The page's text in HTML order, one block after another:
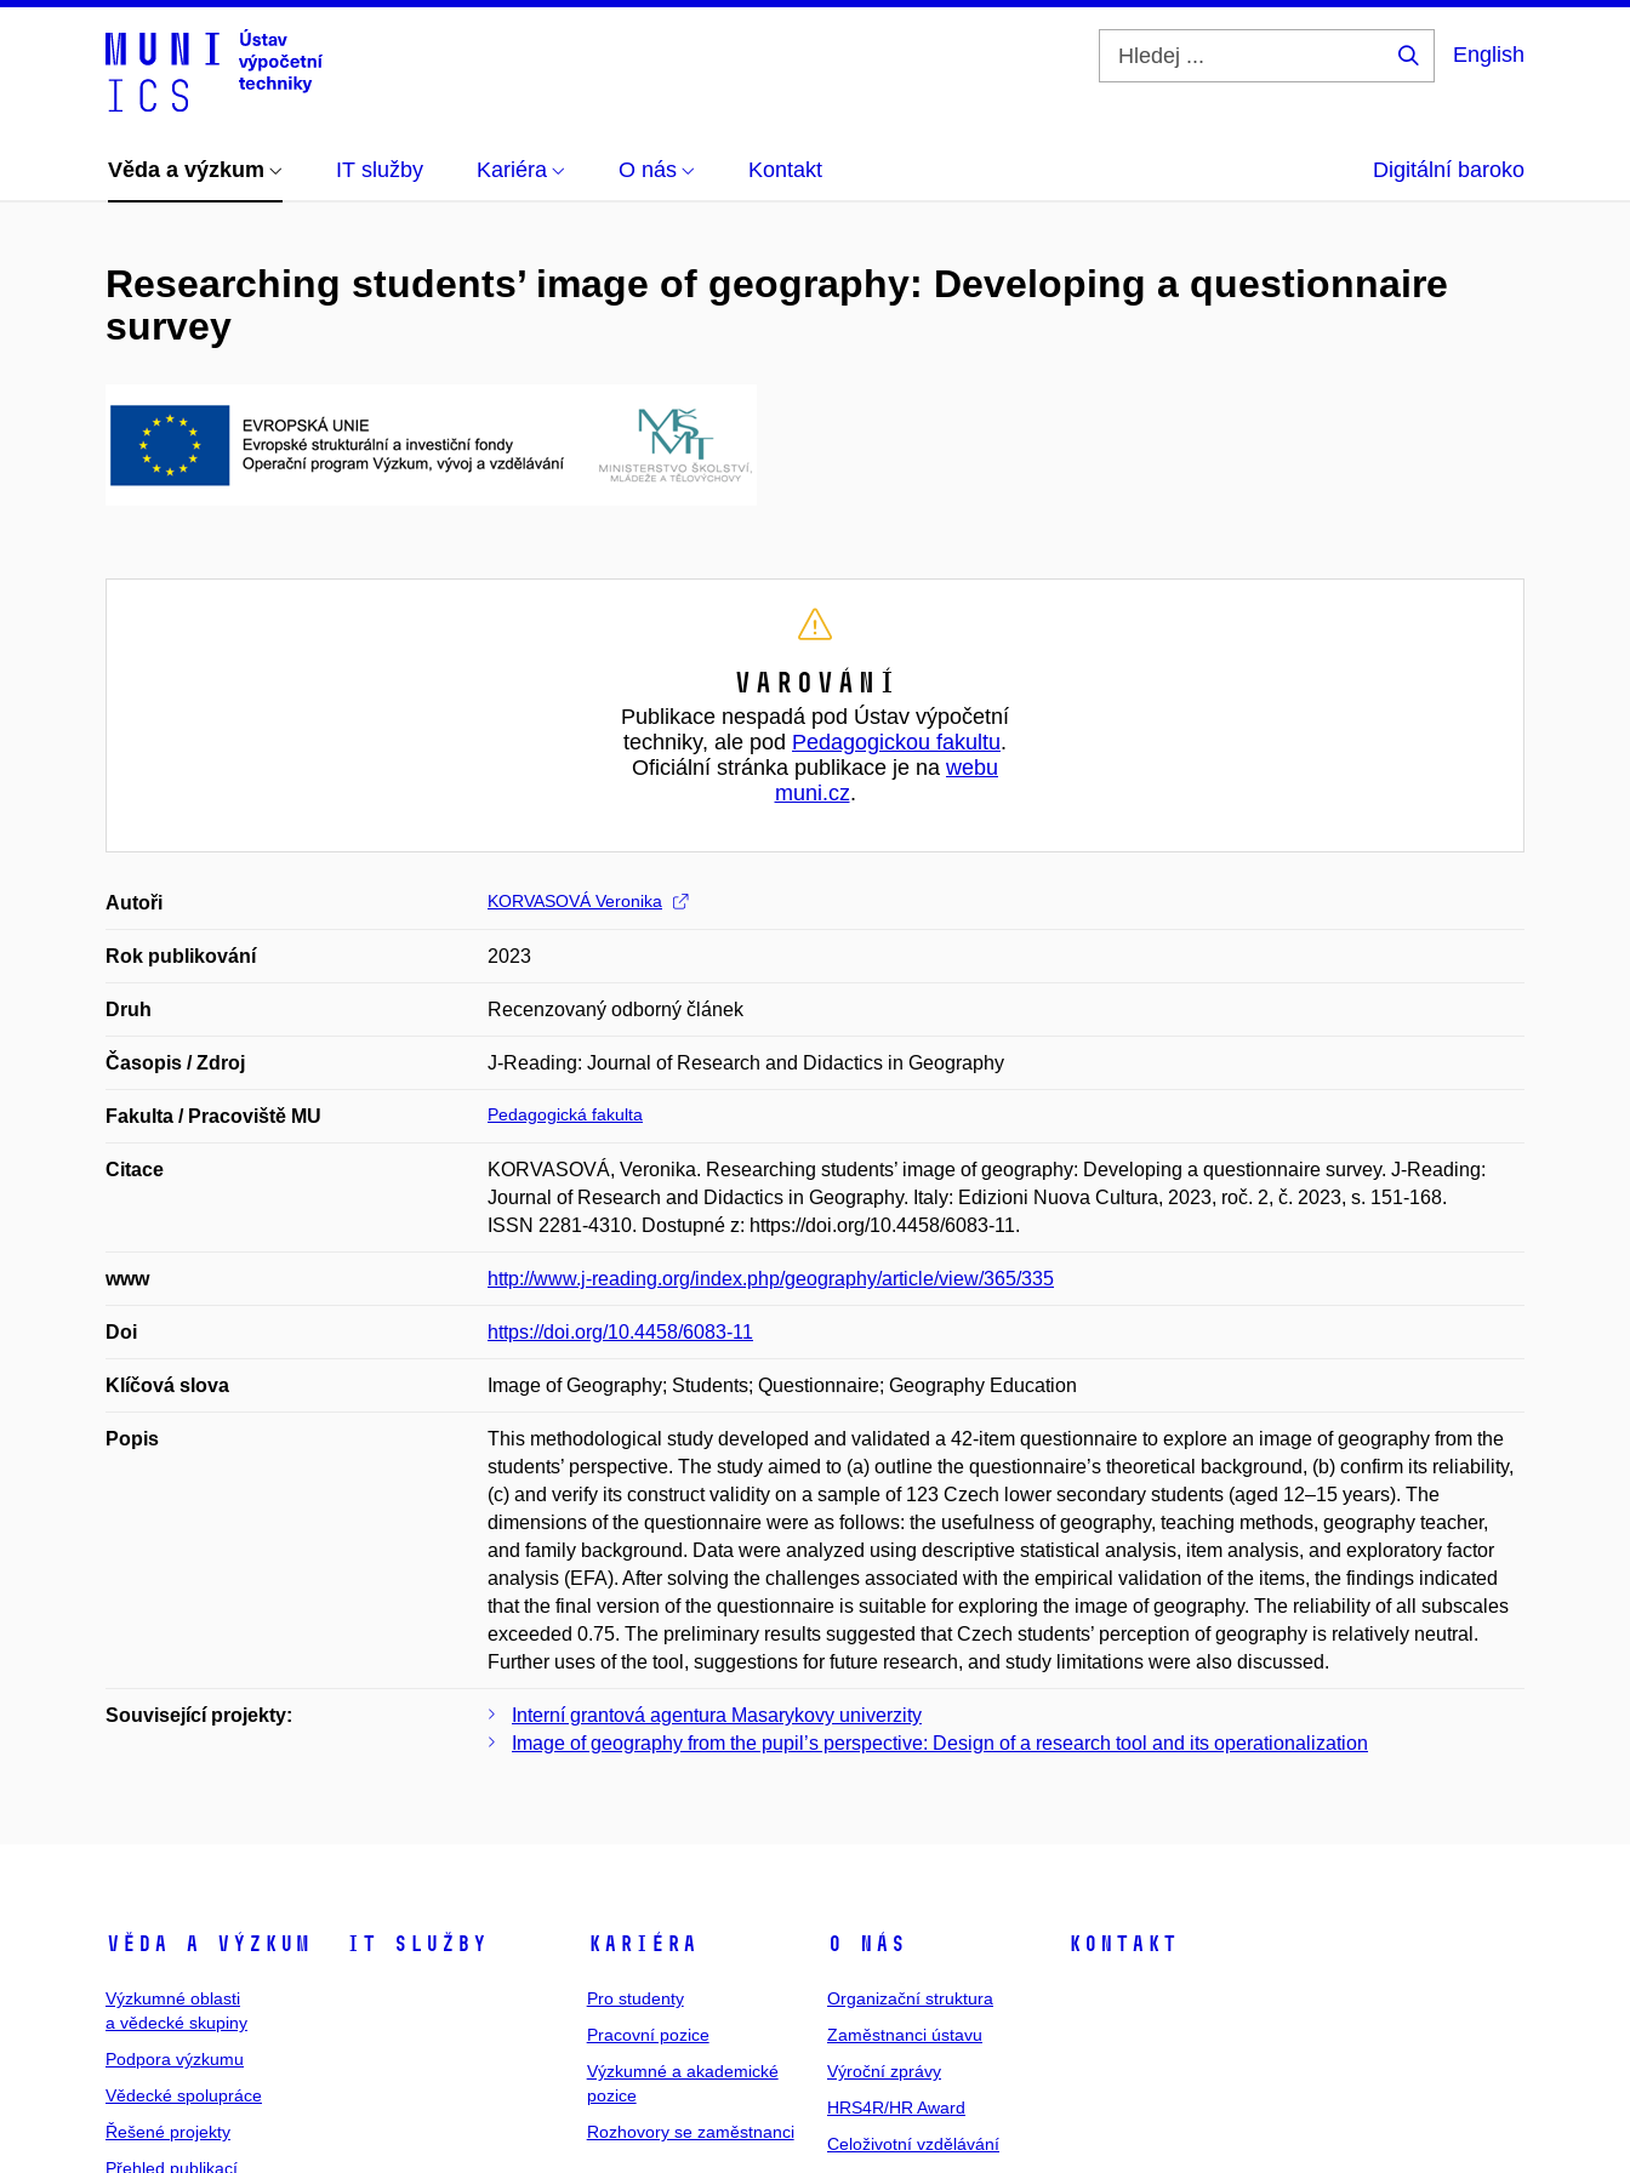
English
Věda a výzkum IT služby Kariéra O nás Kontakt Digitální baroko
Researching students’ image of geography: Developing a questionnaire
survey
Varování
Publikace nespadá pod Ústav výpočetní
techniky, ale pod Pedagogickou fakultu.
Oficiální stránka publikace je na webu
muni.cz.
Autoři KORVASOVÁ Veronika
Rok publikování 2023
Druh Recenzovaný odborný článek
Časopis / Zdroj J-Reading: Journal of Research and Didactics in Geography
Fakulta / Pracoviště MU Pedagogická fakulta
Citace
KORVASOVÁ, Veronika. Researching students’ image of geography: Developing a questionnaire survey. J-Reading:
Journal of Research and Didactics in Geography. Italy: Edizioni Nuova Cultura, 2023, roč. 2, č. 2023, s. 151-168.
ISSN 2281-4310. Dostupné z: https://doi.org/10.4458/6083-11.
www http://www.j-reading.org/index.php/geography/article/view/365/335
Doi https://doi.org/10.4458/6083-11
Klíčová slova Image of Geography; Students; Questionnaire; Geography Education
Popis
This methodological study developed and validated a 42-item questionnaire to explore an image of geography from the
students’ perspective. The study aimed to (a) outline the questionnaire’s theoretical background, (b) confirm its reliability,
(c) and verify its construct validity on a sample of 123 Czech lower secondary students (aged 12–15 years). The
dimensions of the questionnaire were as follows: the usefulness of geography, teaching methods, geography teacher,
and family background. Data were analyzed using descriptive statistical analysis, item analysis, and exploratory factor
analysis (EFA). After solving the challenges associated with the empirical validation of the items, the findings indicated
that the final version of the questionnaire is suitable for exploring the image of geography. The reliability of all subscales
exceeded 0.75. The preliminary results suggested that Czech students’ perception of geography is relatively neutral.
Further uses of the tool, suggestions for future research, and study limitations were also discussed.
Související projekty:
Interní grantová agentura Masarykovy univerzity
Image of geography from the pupil’s perspective: Design of a research tool and its operationalization
Věda a výzkum
Výzkumné oblasti
a vědecké skupiny
Podpora výzkumu
Vědecké spolupráce
Řešené projekty
Přehled publikací
IT služby Kariéra
Pro studenty
Pracovní pozice
Výzkumné a akademické
pozice
Rozhovory se zaměstnanci
O nás
Organizační struktura
Zaměstnanci ústavu
Výroční zprávy
HRS4R/HR Award
Celoživotní vzdělávání
Kontakt